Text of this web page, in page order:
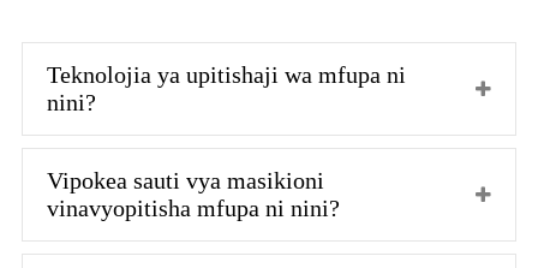
Teknolojia ya upitishaji wa mfupa ni
nini?
Vipokea sauti vya masikioni
vinavyopitisha mfupa ni nini?